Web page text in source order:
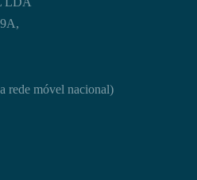
rede móvel nacional)